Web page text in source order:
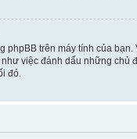
trên máy tính của
việc đánh dấu những
đó.